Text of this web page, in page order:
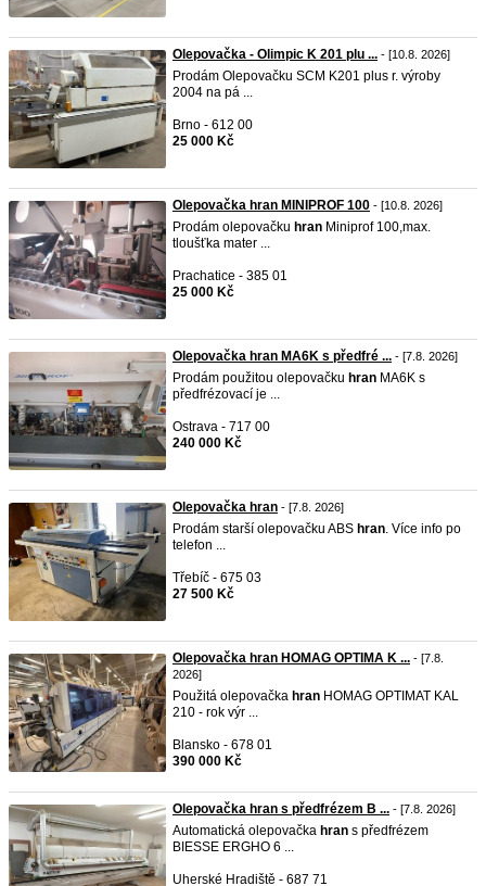
Olepovačka - Olimpic K 201 plu ... - [10.8. 2026]
Prodám Olepovačku SCM K201 plus r. výroby
2004 na pá ...
Brno - 612 00
25 000 Kč
Olepovačka hran MINIPROF 100 - [10.8. 2026]
Prodám olepovačku hran Miniprof 100,max.
tloušťka mater ...
Prachatice - 385 01
25 000 Kč
Olepovačka hran MA6K s předfré ... - [7.8. 2026]
Prodám použitou olepovačku hran MA6K s
předfrézovací je ...
Ostrava - 717 00
240 000 Kč
Olepovačka hran - [7.8. 2026]
Prodám starší olepovačku ABS hran. Více info po
telefon ...
Třebíč - 675 03
27 500 Kč
Olepovačka hran HOMAG OPTIMA K ... - [7.8.
2026]
Použitá olepovačka hran HOMAG OPTIMAT KAL
210 - rok výr ...
Blansko - 678 01
390 000 Kč
Olepovačka hran s předfrézem B ... - [7.8. 2026]
Automatická olepovačka hran s předfrézem
BIESSE ERGHO 6 ...
Uherské Hradiště - 687 71